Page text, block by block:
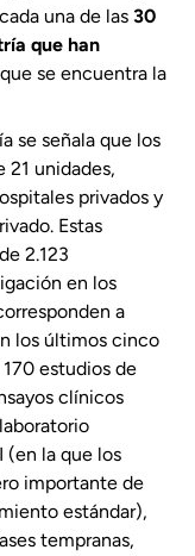
una de las 30
que han
se encuentra la
se señala que los
unidades,
privados y
Estas
2.123
en los
a
los últimos cinco
estudios de
clínicos
(en la que los
importante de
estándar),
tempranas,